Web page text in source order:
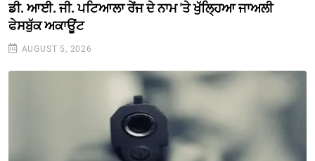
ਡੀ. ਆਈ. ਜੀ. ਪਟਿਆਲਾ ਰੇਂਜ ਦੇ ਨਾਮ 'ਤੇ ਖੁੱਲ੍ਹਿਆ ਜਾਅਲੀ
ਫੇਸਬੁੱਕ ਅਕਾਊਂਟ
AUGUST 5, 2026